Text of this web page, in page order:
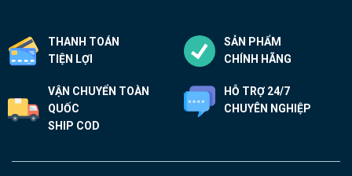
THANH TOÁN
TIỆN LỢI
SẢN PHẨM
CHÍNH HÃNG
VẬN CHUYỂN TOÀN
QUỐC
SHIP COD
HỖ TRỢ 24/7
CHUYÊN NGHIỆP